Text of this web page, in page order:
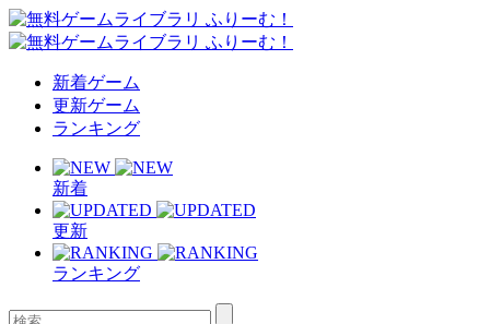
新着ゲーム
更新ゲーム
ランキング
新着
更新
ランキング